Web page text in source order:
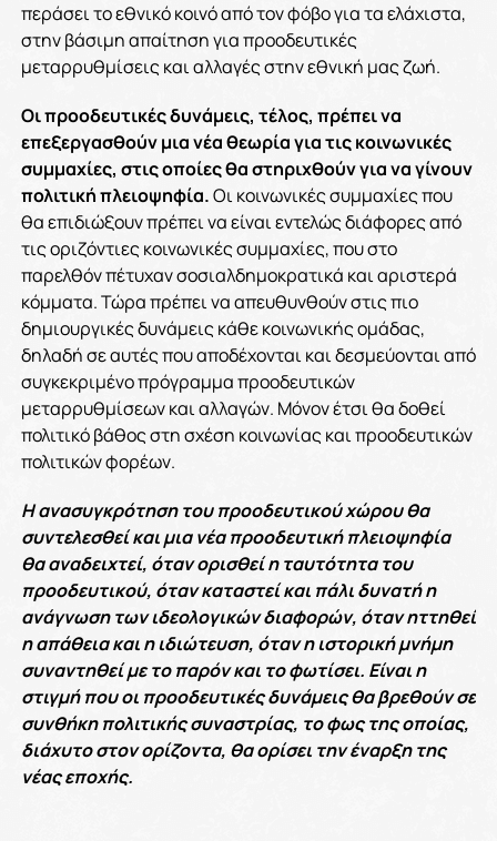
περάσει το εθνικό κοινό από τον φόβο για τα ελάχιστα,
στην βάσιμη απαίτηση για προοδευτικές
μεταρρυθμίσεις και αλλαγές στην εθνική μας ζωή.
Οι προοδευτικές δυνάμεις, τέλος, πρέπει να
επεξεργασθούν μια νέα θεωρία για τις κοινωνικές
συμμαχίες, στις οποίες θα στηριχθούν για να γίνουν
πολιτική πλειοψηφία.Οι κοινωνικές συμμαχίες που
θα επιδιώξουν πρέπει να είναι εντελώς διάφορες από
τις οριζόντιες κοινωνικές συμμαχίες, που στο
παρελθόν πέτυχαν σοσιαλδημοκρατικά και αριστερά
κόμματα. Τώρα πρέπει να απευθυνθούν στις πιο
δημιουργικές δυνάμεις κάθε κοινωνικής ομάδας,
δηλαδή σε αυτές που αποδέχονται και δεσμεύονται από
συγκεκριμένο πρόγραμμα προοδευτικών
μεταρρυθμίσεων και αλλαγών. Μόνον έτσι θα δοθεί
πολιτικό βάθος στη σχέση κοινωνίας και προοδευτικών
πολιτικών φορέων.
Η ανασυγκρότηση του προοδευτικού χώρου θα
συντελεσθεί και μια νέα προοδευτική πλειοψηφία
θα αναδειχτεί, όταν ορισθεί η ταυτότητα του
προοδευτικού, όταν καταστεί και πάλι δυνατή η
ανάγνωση των ιδεολογικών διαφορών, όταν ηττηθεί
η απάθεια και η ιδιώτευση, όταν η ιστορική μνήμη
συναντηθεί με το παρόν και το φωτίσει. Είναι η
στιγμή που οι προοδευτικές δυνάμεις θα βρεθούν σε
συνθήκη πολιτικής συναστρίας, το φως της οποίας,
διάχυτο στον ορίζοντα, θα ορίσει την έναρξη της
νέας εποχής.